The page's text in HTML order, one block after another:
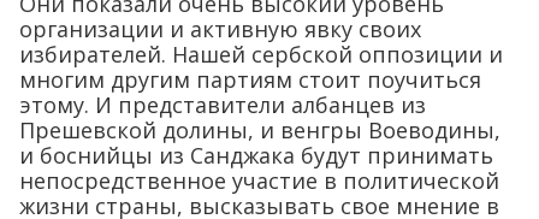
организации и активную явку своих
избирателей. Нашей сербской оппозиции и
многим другим партиям стоит поучиться
этому. И представители албанцев из
Прешевской долины, и венгры Воеводины,
и боснийцы из Санджака будут принимать
непосредственное участие в политической
жизни страны, высказывать свое мнение в